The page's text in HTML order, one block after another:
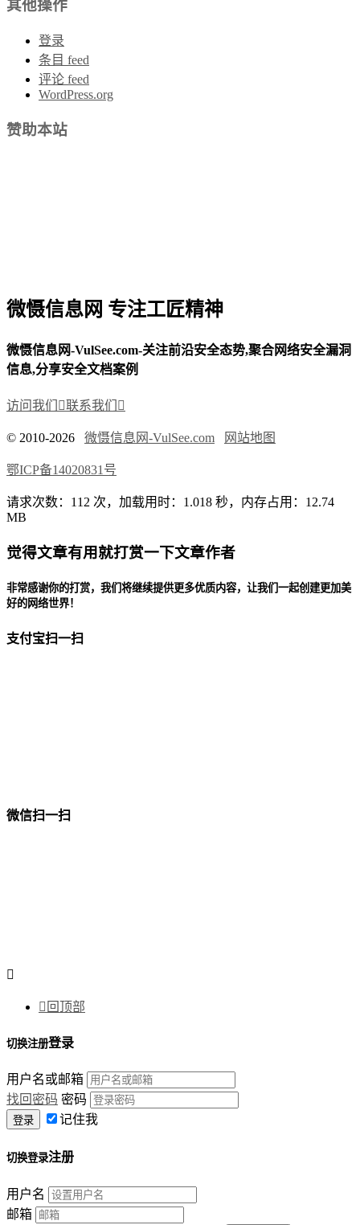
其他操作
登录
条目 feed
评论 feed
WordPress.org
赞助本站
微慑信息网 专注工匠精神
微慑信息网-VulSee.com-关注前沿安全态势,聚合网络安全漏洞
信息,分享安全文档案例
访问我们 联系我们 
© 2010-2026 微慑信息网-VulSee.com 网站地图
鄂ICP备14020831号
请求次数：112 次，加载用时：1.018 秒，内存占用：12.74
MB
觉得文章有用就打赏一下文章作者
非常感谢你的打赏，我们将继续提供更多优质内容，让我们一起创建更加美
好的网络世界！
支付宝扫一扫
微信扫一扫

 回顶部
切换注册登录
用户名或邮箱
找回密码 密码
记住我
切换登录注册
用户名
邮箱